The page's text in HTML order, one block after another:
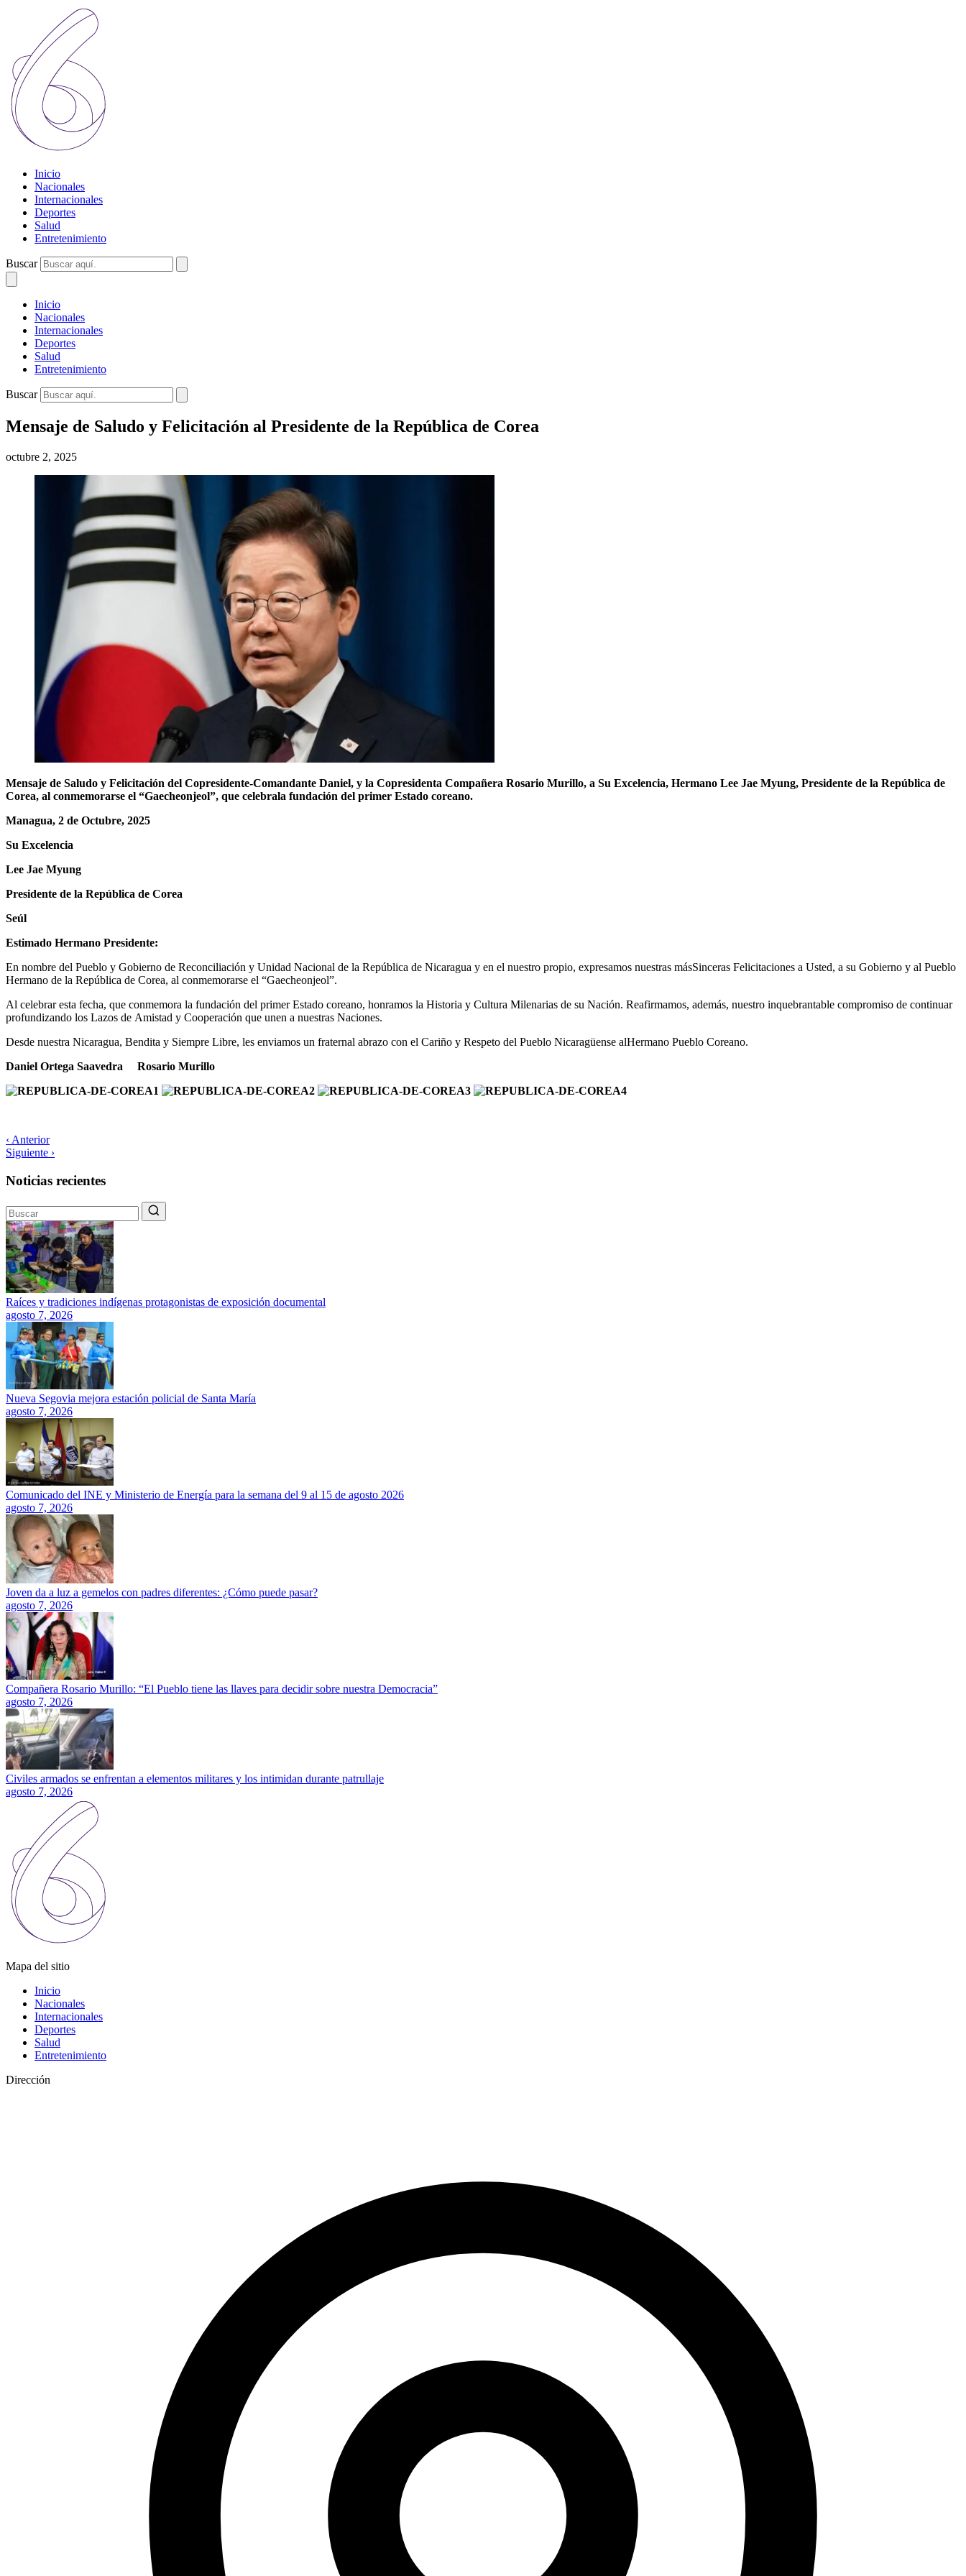
Inicio
Nacionales
Internacionales
Deportes
Salud
Entretenimiento
Buscar
Inicio
Nacionales
Internacionales
Deportes
Salud
Entretenimiento
Buscar
Mensaje de Saludo y Felicitación al Presidente de la República de Corea
octubre 2, 2025
Mensaje de Saludo y Felicitación del Copresidente-Comandante Daniel, y la Copresidenta Compañera Rosario Murillo, a Su Excelencia, Hermano Lee Jae Myung, Presidente de la República de
Corea, al conmemorarse el “Gaecheonjeol”, que celebrala fundación del primer Estado coreano.
Managua, 2 de Octubre, 2025
Su Excelencia
Lee Jae Myung
Presidente de la República de Corea
Seúl
Estimado Hermano Presidente:
En nombre del Pueblo y Gobierno de Reconciliación y Unidad Nacional de la República de Nicaragua y en el nuestro propio, expresamos nuestras másSinceras Felicitaciones a Usted, a su Gobierno y al Pueblo
Hermano de la República de Corea, al conmemorarse el “Gaecheonjeol”.
Al celebrar esta fecha, que conmemora la fundación del primerEstado coreano, honramos la Historia y Cultura Milenarias de su Nación. Reafirmamos, además, nuestro inquebrantable compromiso de continuar
profundizando los Lazos de Amistad y Cooperación que unen a nuestras Naciones.
Desde nuestra Nicaragua, Bendita y Siempre Libre, les enviamos un fraternal abrazo con el Cariño y Respeto del Pueblo Nicaragüense alHermano Pueblo Coreano.
Daniel Ortega Saavedra Rosario Murillo
‹ Anterior
Siguiente ›
Noticias recientes
Raíces y tradiciones indígenas protagonistas de exposición documental
agosto 7, 2026
Nueva Segovia mejora estación policial de Santa María
agosto 7, 2026
Comunicado del INE y Ministerio de Energía para la semana del 9 al 15 de agosto 2026
agosto 7, 2026
Joven da a luz a gemelos con padres diferentes: ¿Cómo puede pasar?
agosto 7, 2026
Compañera Rosario Murillo: “El Pueblo tiene las llaves para decidir sobre nuestra Democracia”
agosto 7, 2026
Civiles armados se enfrentan a elementos militares y los intimidan durante patrullaje
agosto 7, 2026
Mapa del sitio
Inicio
Nacionales
Internacionales
Deportes
Salud
Entretenimiento
Dirección